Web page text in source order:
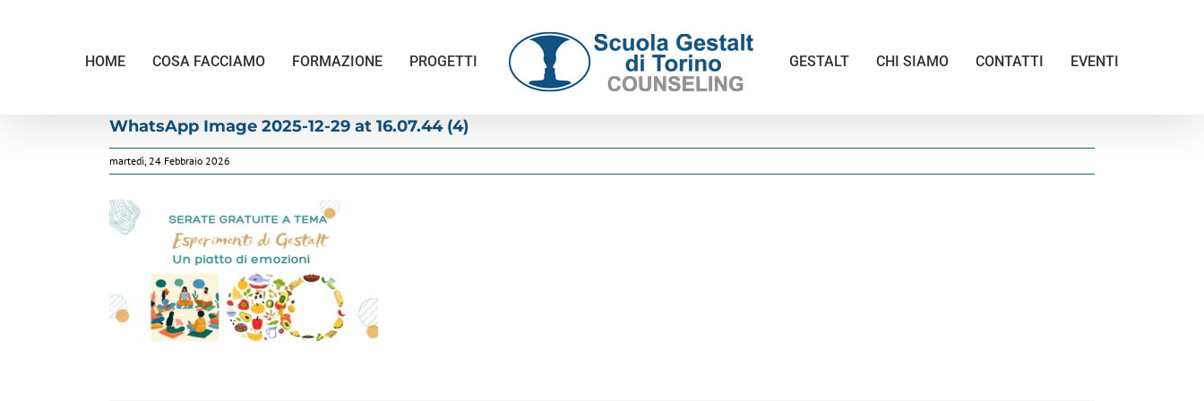
HOME COSA FACCIAMO FORMAZIONE PROGETTI GESTALT CHI SIAMO CONTATTI EVENTI
WhatsApp Image 2025-12-29 at 16.07.44 (4)
martedì, 24 Febbraio 2026